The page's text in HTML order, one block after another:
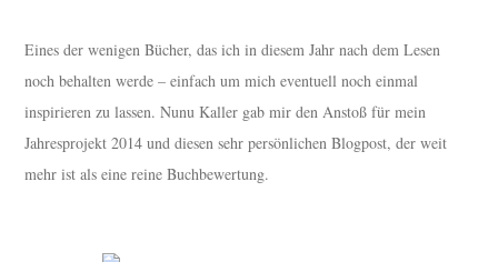
Eines der wenigen Bücher, das ich in diesem Jahr nach dem Lesen
noch behalten werde – einfach um mich eventuell noch einmal
inspirieren zu lassen. Nunu Kaller gab mir den Anstoß für mein
Jahresprojekt 2014 und diesen sehr persönlichen Blogpost, der weit
mehr ist als eine reine Buchbewertung.